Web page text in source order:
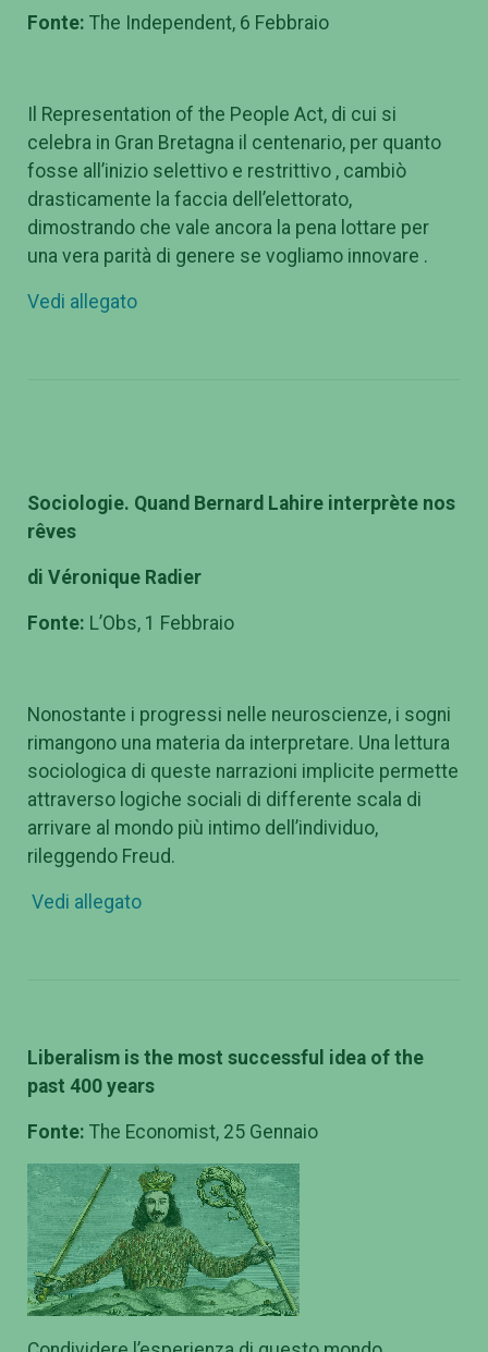
Fonte: The Independent, 6 Febbraio
Il Representation of the People Act, di cui si
celebra in Gran Bretagna il centenario, per quanto
fosse all’inizio selettivo e restrittivo , cambiò
drasticamente la faccia dell’elettorato,
dimostrando che vale ancora la pena lottare per
una vera parità di genere se vogliamo innovare .
Vedi allegato
Sociologie. Quand Bernard Lahire interprète nos
rêves
di Véronique Radier
Fonte: L’Obs, 1 Febbraio
Nonostante i progressi nelle neuroscienze, i sogni
rimangono una materia da interpretare. Una lettura
sociologica di queste narrazioni implicite permette
attraverso logiche sociali di differente scala di
arrivare al mondo più intimo dell’individuo,
rileggendo Freud.
Vedi allegato
Liberalism is the most successful idea of the
past 400 years
Fonte: The Economist, 25 Gennaio